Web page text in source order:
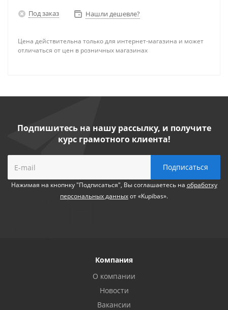
Под заказ Нашли дешевле?
Цена действительна только для интернет-магазина и может
отличаться от цен в розничных магазинах
Подпишитесь на нашу рассылку, и получите
курс грамотного клиента!
Нажимая на кнопнку "Подписаться", Вы соглашаетесь на обработку
персональных данныхот «Kupibas».
Компания
О компании
Новости
Вакансии